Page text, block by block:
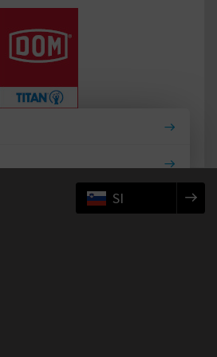
SI